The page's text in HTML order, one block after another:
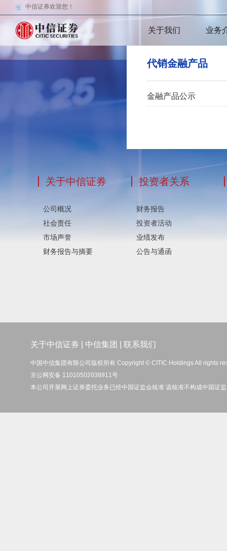
中信证券欢迎您！
关于我们 业务
代销金融产品
金融产品公示
关于中信证券
公司概况
社会责任
市场声誉
财务报告与摘要
投资者关系
财务报告
投资者活动
业绩发布
公告与通函
关于中信证券 中信集团 联系我们
中国中信集团有限公司版权所有 Copyright © CITIC Holdings All rights
京公网安备 11010502038911号
本公司开展网上证券委托业务已经中国证监会核准 该核准不构成中国证